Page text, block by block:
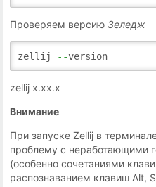
Проверяем версию Зеледж
zellij --version
zellij х.хх.х
Внимание
При запуске Zellij в
проблему с неработающими
(особенно сочетаниями
распознаванием клавиш Alt,